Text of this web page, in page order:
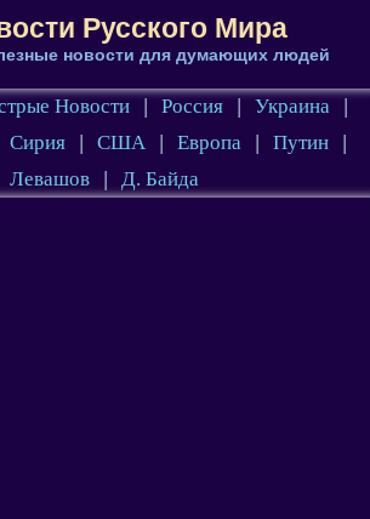
Русского Мира
новости для думающих людей
Новости | Россия | Украина
|
Сирия | США | Европа | Путин
|
Левашов
| Д. Байда